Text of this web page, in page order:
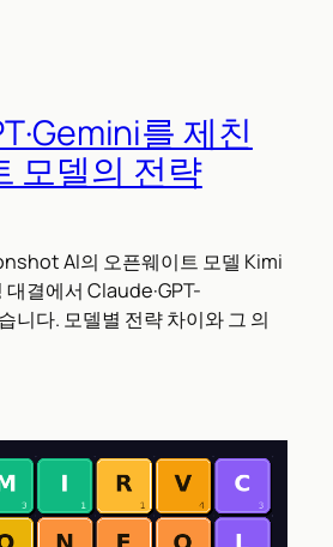
를 제친
모델의 전략
AI의 오픈웨이트 모델 Kimi
결에서 Claude·GPT-
니다. 모델별 전략 차이와 그 의